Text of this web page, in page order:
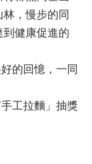
，慢步的同
健康促進的
的回憶，一同
工拉麵」抽獎